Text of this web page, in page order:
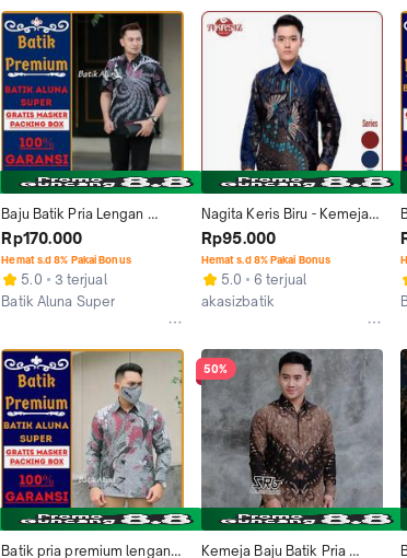
Baju Batik Pria Lengan
Pendek Modern Aluna
Kombinasi Keris Original
Rp170.000
Hemat s.d 8% Pakai Bonus
5.0
3 terjual
Batik Aluna Super
Nagita Keris Biru - Kemeja
Batik Pria Lengan Panjang
Baju Batik Atasan
Rp95.000
Hemat s.d 8% Pakai Bonus
5.0
6 terjual
akasizbatik
Batik pria premium lengan
50%
Kemeja Baju Batik Pria